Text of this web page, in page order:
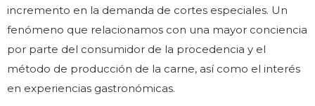
incremento en la demanda de cortes especiales. Un
fenómeno que relacionamos con una mayor conciencia
por parte del consumidor de la procedencia y el
método de producción de la carne, así como el interés
en experiencias gastronómicas.